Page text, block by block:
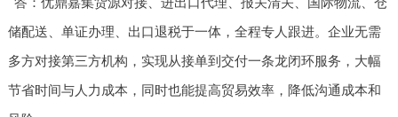
储配送、单证办理、出口退税于一体，全程专人跟进。企业无需
多方对接第三方机构，实现从接单到交付一条龙闭环服务，大幅
节省时间与人力成本，同时也能提高贸易效率，降低沟通成本和